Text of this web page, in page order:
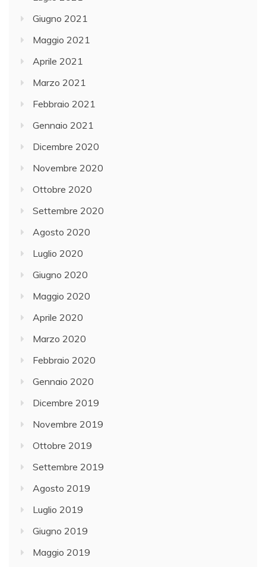
Giugno 2021
Maggio 2021
Aprile 2021
Marzo 2021
Febbraio 2021
Gennaio 2021
Dicembre 2020
Novembre 2020
Ottobre 2020
Settembre 2020
Agosto 2020
Luglio 2020
Giugno 2020
Maggio 2020
Aprile 2020
Marzo 2020
Febbraio 2020
Gennaio 2020
Dicembre 2019
Novembre 2019
Ottobre 2019
Settembre 2019
Agosto 2019
Luglio 2019
Giugno 2019
Maggio 2019